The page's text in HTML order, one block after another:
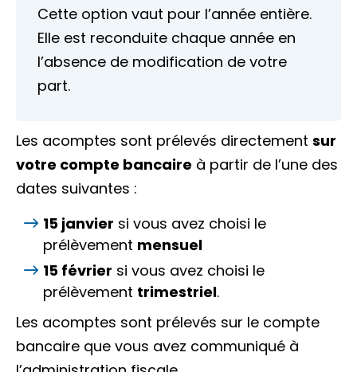
Cette option vaut pour l’année entière.
Elle est reconduite chaque année en
l’absence de modification de votre
part.
Les acomptes sont prélevés directement sur
votre compte bancaire à partir de l’une des
dates suivantes :
15 janvier si vous avez choisi le
prélèvement mensuel
15 février si vous avez choisi le
prélèvement trimestriel.
Les acomptes sont prélevés sur le compte
bancaire que vous avez communiqué à